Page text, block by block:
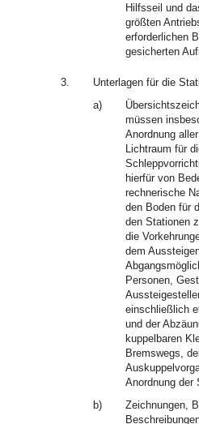
Hilfsseil und
größten
erforderlichen
gesicherten
3.
Unterlagen für die
a)
müssen
Anordnung
Lichtraum für
hierfür von
rechnerische
den Boden für
den Stationen
die
dem
Personen,
einschließlich
und der
kuppelbaren
Bremswegs,
Anordnung der
b)
Zeichnungen,